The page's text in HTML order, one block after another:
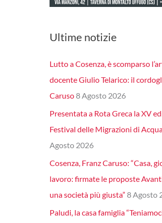
Ultime notizie
Lutto a Cosenza, è scomparso
docente Giulio Telarico: il
Caruso8 Agosto 2026
Presentata a Rota Greca la XV
Festival delle Migrazioni di
Agosto 2026
Cosenza, Franz Caruso: “Casa,
lavoro: firmate le proposte
una società più giusta” 8 Agosto
Paludi, la casa famiglia